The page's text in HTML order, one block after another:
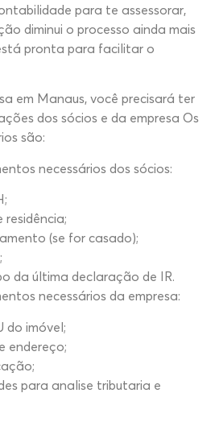
para te assessorar,
diminui o processo ainda mais
pronta para facilitar o
em Manaus, você precisará ter
dos sócios e da empresa Os
são:
necessários dos sócios:
(se for casado);
da última declaração de IR.
necessários da empresa:
do imóvel;
endereço;
para analise tributaria e